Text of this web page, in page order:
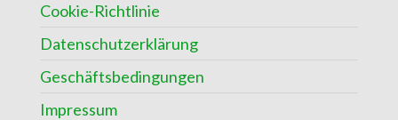
Cookie-Richtlinie
Datenschutzerklärung
Geschäftsbedingungen
Impressum